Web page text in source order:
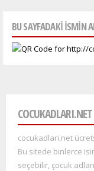
BU SAYFADAKI ISMIN
cocukadlari.net
Bu sitede binlerce
seçebilir, çocuk